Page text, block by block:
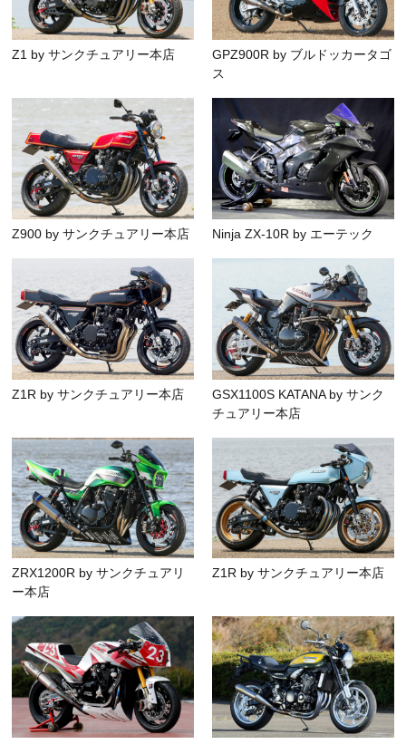
Z1 by サンクチュアリー本店
GPZ900R by ブルドッカータゴ
ス
Z900 by サンクチュアリー本店 Ninja ZX-10R by エーテック
Z1R by サンクチュアリー本店
GSX1100S KATANA by サンク
チュアリー本店
ZRX1200R by サンクチュアリ
ー本店
Z1R by サンクチュアリー本店